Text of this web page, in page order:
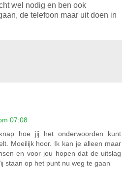
wel nodig en ben ook
de telefoon maar uit doen in
07:08
hoe jij het onderwoorden kunt
Moeilijk hoor. Ik kan je alleen maar
en voor jou hopen dat de uitslag
staan op het punt nu weg te gaan